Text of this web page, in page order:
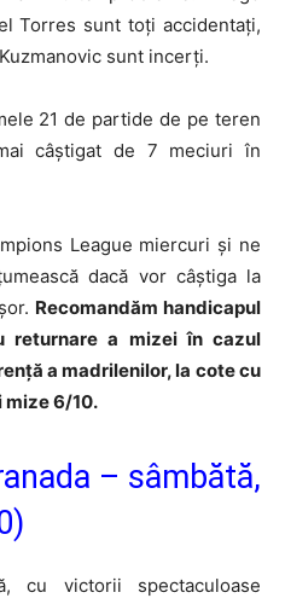
Torres sunt toți accidentați,
sunt incerți.
21 de partide de pe teren
câștigat de 7 meciuri în
League miercuri și ne
dacă vor câștiga la
Recomandăm handicapul
returnare a mizei în cazul
a madrilenilor, la cote cu
mize 6/10.
– sâmbătă,
cu victorii spectaculoase